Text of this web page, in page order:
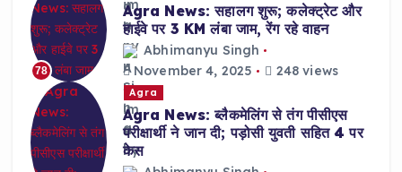
78
Agra News: सहालग शुरू; कलेक्ट्रेट और
हाईवे पर 3 KM लंबा जाम, रेंग रहे वाहन
Abhimanyu Singh
November 4, 2025
248 views
Agra
Agra News: ब्लैकमेलिंग से तंग पीसीएस
परीक्षार्थी ने जान दी; पड़ोसी युवती सहित 4 पर
केस